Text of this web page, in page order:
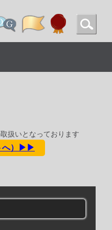
扱いとなっております
へ）▶▶